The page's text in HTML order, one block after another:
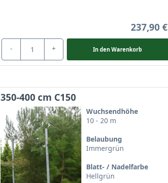
237,90 €
- + In den Warenkorb
350-400 cm C150
Wuchsendhöhe
10 - 20 m
Belaubung
Immergrün
Blatt- / Nadelfarbe
Hellgrün